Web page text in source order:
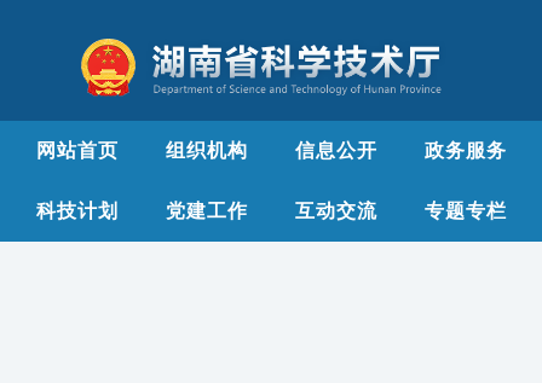
网站首页 组织机构 信息公开 政务服务
科技计划 党建工作 互动交流 专题专栏